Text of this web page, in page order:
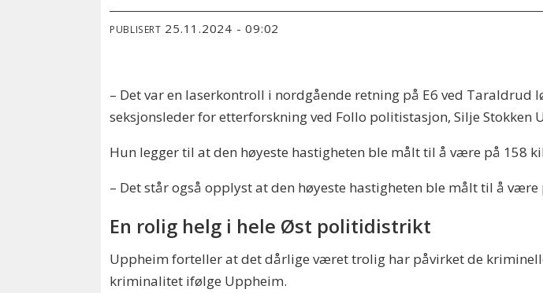
PUBLISERT 25.11.2024 - 09:02
– Det var en laserkontroll i nordgående retning på E6 ved
seksjonsleder for etterforskning ved Follo politistasjon, Silje Stokken
Hun legger til at den høyeste hastigheten ble målt til å være på 158
– Det står også opplyst at den høyeste hastigheten ble målt til å
En rolig helg i hele Øst politidistrikt
Uppheim forteller at det dårlige været trolig har påvirket de
kriminalitet ifølge Uppheim.